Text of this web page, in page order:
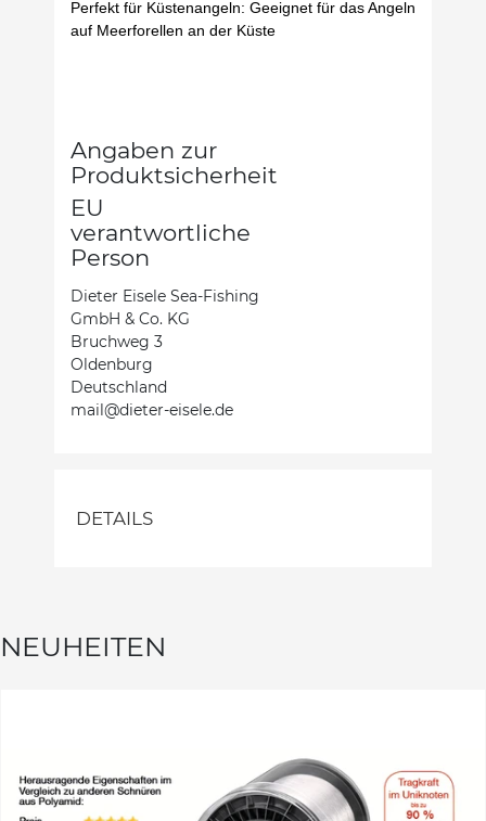
Perfekt für Küstenangeln: Geeignet für das Angeln
auf Meerforellen an der Küste
Angaben zur
Produktsicherheit
EU
verantwortliche
Person
Dieter Eisele Sea-Fishing
GmbH & Co. KG
Bruchweg 3
Oldenburg
Deutschland
mail@dieter-eisele.de
DETAILS
NEUHEITEN